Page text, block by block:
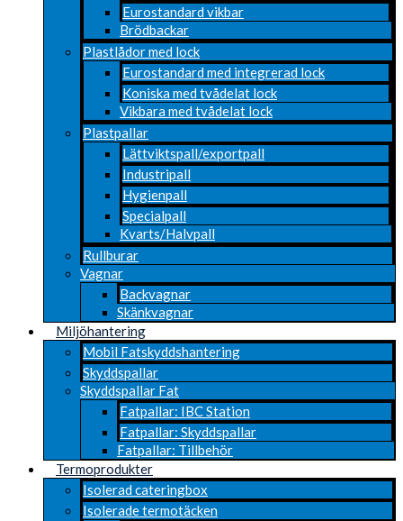
Eurostandard vikbar
Brödbackar
Plastlådor med lock
Eurostandard med integrerad lock
Koniska med tvådelat lock
Vikbara med tvådelat lock
Plastpallar
Lättviktspall/exportpall
Industripall
Hygienpall
Specialpall
Kvarts/Halvpall
Rullburar
Vagnar
Backvagnar
Skänkvagnar
Miljöhantering
Mobil Fatskyddshantering
Skyddspallar
Skyddspallar Fat
Fatpallar: IBC Station
Fatpallar: Skyddspallar
Fatpallar: Tillbehör
Termoprodukter
Isolerad cateringbox
Isolerade termotäcken